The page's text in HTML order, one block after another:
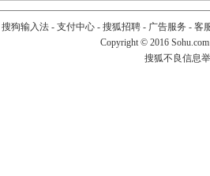
搜狗输入法- 支付中心- 搜狐招聘- 广告服务 - 客
Copyright © 2016
搜狐不良信息